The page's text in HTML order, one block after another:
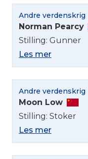
Andre verdenskrig
Norman Pearcy
Stilling: Gunner
Les mer
Andre verdenskrig
Moon Low
Stilling: Stoker
Les mer